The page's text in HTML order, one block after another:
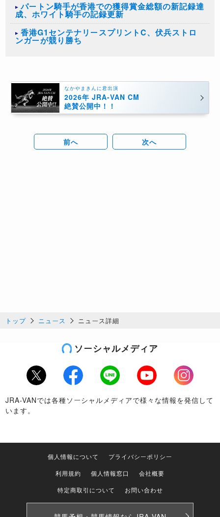
パートン騎手が香港での獲得賞金総額の新記録達
成、ホワイト騎手の記録更新
香港G1センテナリースプリントC、伏兵ストロ
ンガーが競り勝ち
なかやまきんに君出演
2026年 JRA-VAN CM
絶賛公開中！！
前へ 次へ
トップ ニュース ニュース詳細
ソーシャルメディア
Twitter Facebook LINE Youtube
Instagram
JRA-VANでは各種ソーシャルメディアで様々な情報を発信して
います。
個人情報について
プライバシーポリシー
利用規約
個人情報窓口
会社概要
特定商取引について
お問い合わせ